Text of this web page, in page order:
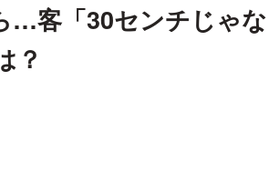
…客「30センチじゃな
？